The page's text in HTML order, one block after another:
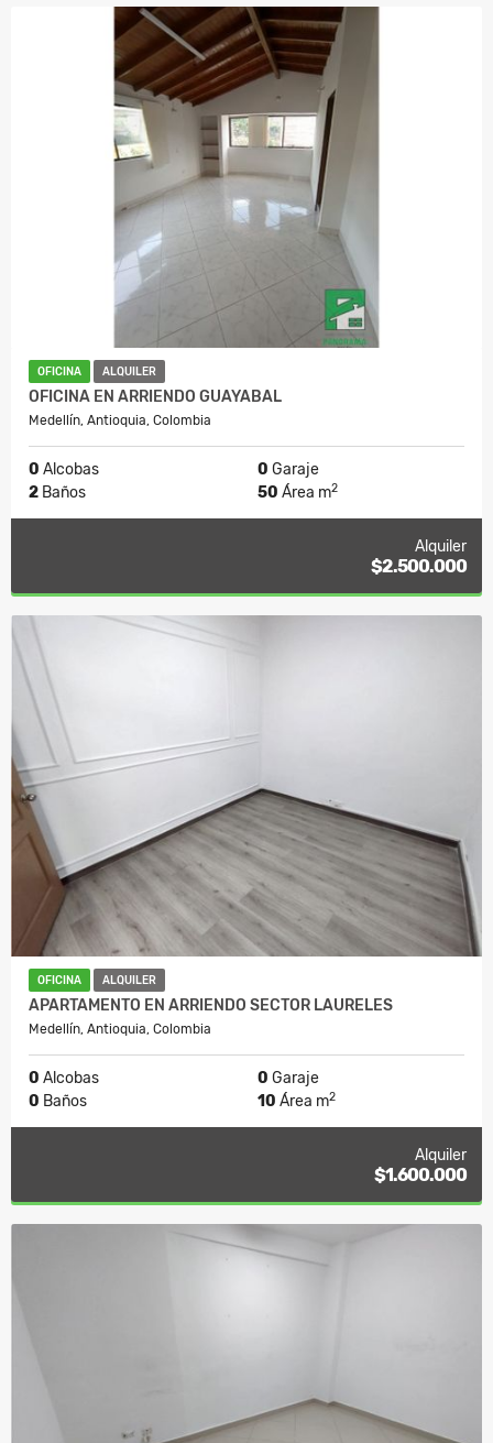
OFICINA ALQUILER
OFICINA EN ARRIENDO GUAYABAL
Medellín, Antioquia, Colombia
0 Alcobas 0 Garaje
2 Baños 50 Área m2
Alquiler
$2.500.000
OFICINA ALQUILER
APARTAMENTO EN ARRIENDO SECTOR LAURELES
Medellín, Antioquia, Colombia
0 Alcobas 0 Garaje
0 Baños 10 Área m2
Alquiler
$1.600.000